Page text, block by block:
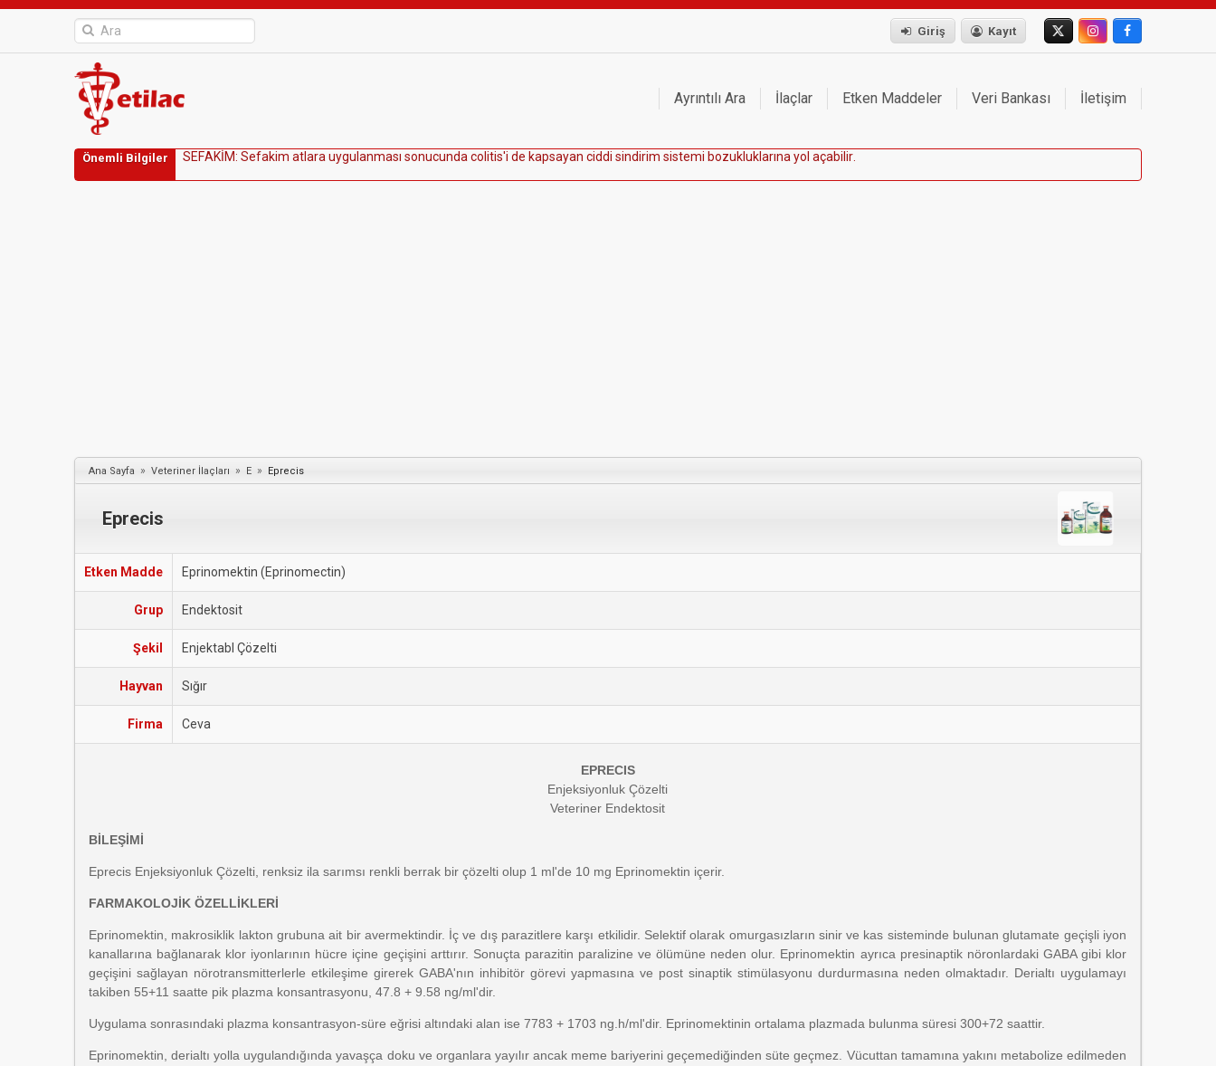
Giriş Kayıt
Ayrıntılı Ara İlaçlar Etken Maddeler Veri Bankası İletişim
Önemli Bilgiler SEFAKİM: Sefakim atara uygu anması sonucunda co itis'i de kapsayan ciddi sindirim sistemi bozukukarına yo açabi ir
Ana Sayfa » Veteriner İlaçları » E » Eprecis
Eprecis
Etken Madde Eprinomektin (Eprinomectin)
Grup Endektosit
Şekil Enjektabl Çözelti
Hayvan Sığır
Firma Ceva
EPRECIS
Enjeksiyonluk Çözelti
Veteriner Endektosit
BİLEŞİMİ
Eprecis Enjeksiyonluk Çözelti, renksiz ila sarımsı renkli berrak bir çözelti olup 1 ml'de 10 mg Eprinomektin içerir.
FARMAKOLOJİK ÖZELLİKLERİ
Eprinomektin, makrosiklik lakton grubuna ait bir avermektindir. İç ve dış parazitlere karşı etkilidir. Selektif olarak omurgasızların sinir ve kas sisteminde bulunan glutamate geçişli iyon
kanallarına bağlanarak klor iyonlarının hücre içine geçişini arttırır. Sonuçta parazitin paralizine ve ölümüne neden olur. Eprinomektin ayrıca presinaptik nöronlardaki GABA gibi klor
geçişini sağlayan nörotransmitterlerle etkileşime girerek GABA'nın inhibitör görevi yapmasına ve post sinaptik stimülasyonu durdurmasına neden olmaktadır. Derialtı uygulamayı
takiben 55+11 saatte pik plazma konsantrasyonu, 47.8 + 9.58 ng/ml'dir.
Uygulama sonrasındaki plazma konsantrasyon-süre eğrisi altındaki alan ise 7783 + 1703 ng.h/ml'dir. Eprinomektinin ortalama plazmada bulunma süresi 300+72 saattir.
Eprinomektin, derialtı yolla uygulandığında yavaşça doku ve organlara yayılır ancak meme bariyerini geçemediğinden süte geçmez. Vücuttan tamamına yakını metabolize edilmeden